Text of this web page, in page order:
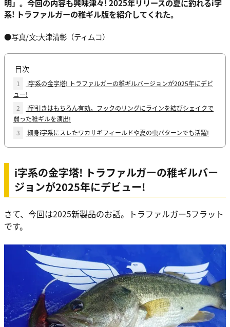
明」。今回の内容も興味津々! 2025年リリースの夏に釣れるi字
系! トラファルガーの稚ギル版を紹介してくれた。
●写真/文:大津清彰（ティムコ）
目次
1
i字系の金字塔! トラファルガーの稚ギルバージョンが2025年にデビ
ュー!
2
i字引きはもちろん有効。フックのリングにラインを結びシェイクで
弱った稚ギルを演出!
3
細身i字系にスレたワカサギフィールドや夏の虫パターンでも活躍!
i字系の金字塔! トラファルガーの稚ギルバー
ジョンが2025年にデビュー!
さて、今回は2025新製品のお話。トラファルガー5フラット
です。